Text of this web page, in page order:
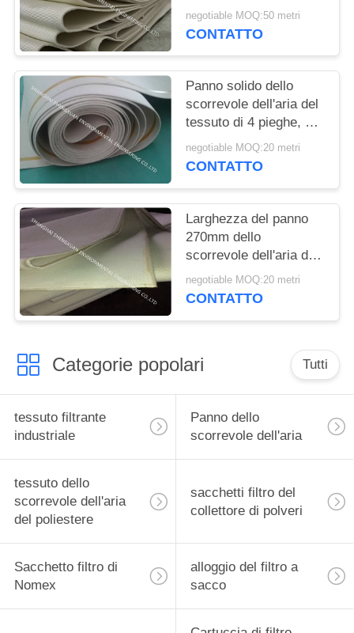
millimetri di spessore
per il trasportatore
negotiable MOQ:50 metri
CONTATTO
Panno solido dello
scorrevole dell'aria del
tessuto di 4 pieghe, 4-8
millimetri di tessuto di
cinghia di spessore per
negotiable MOQ:20 metri
CONTATTO
Larghezza del panno
270mm dello
scorrevole dell'aria del
filamento dell'ANIMALE
DOMESTICO per il
negotiable MOQ:20 metri
CONTATTO
Categorie popolari Tutti
tessuto filtrante
industriale
Panno dello
scorrevole dell'aria
tessuto dello
scorrevole dell'aria
del poliestere
sacchetti filtro del
collettore di polveri
Sacchetto filtro di
Nomex
alloggio del filtro a
sacco